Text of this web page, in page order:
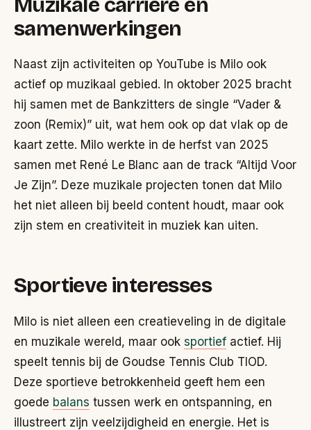
samenwerkingen
Naast zijn activiteiten op YouTube is Milo ook
actief op muzikaal gebied. In oktober 2025 bracht
hij samen met de Bankzitters de single “Vader &
zoon (Remix)” uit, wat hem ook op dat vlak op de
kaart zette. Milo werkte in de herfst van 2025
samen met René Le Blanc aan de track “Altijd Voor
Je Zijn”. Deze muzikale projecten tonen dat Milo
het niet alleen bij beeld content houdt, maar ook
zijn stem en creativiteit in muziek kan uiten.
Sportieve interesses
Milo is niet alleen een creatieveling in de digitale
en muzikale wereld, maar ook sportief actief. Hij
speelt tennis bij de Goudse Tennis Club TIOD.
Deze sportieve betrokkenheid geeft hem een
goede balans tussen werk en ontspanning, en
illustreert zijn veelzijdigheid en energie. Het is